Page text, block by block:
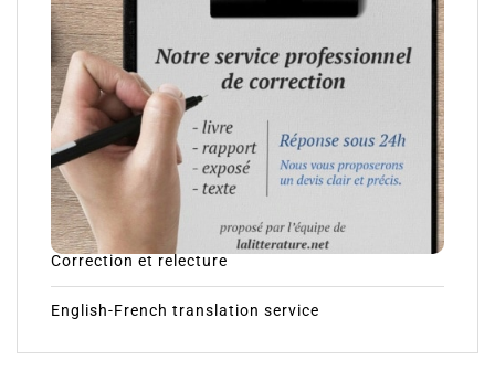
Correction et relecture
English-French translation service